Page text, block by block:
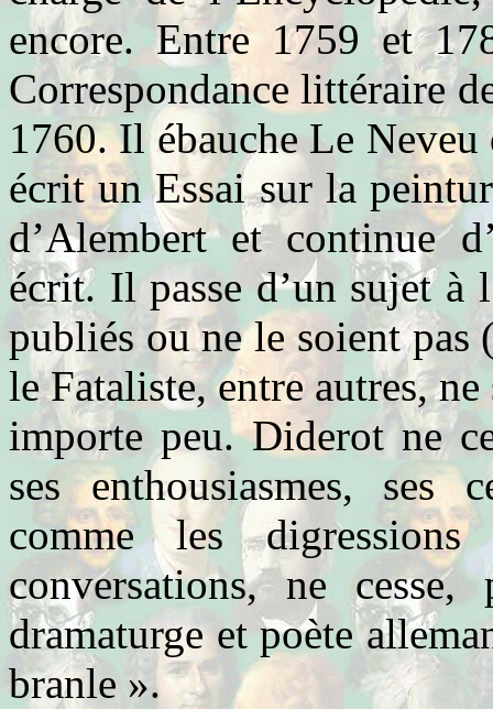
encore. Entre 1759 et
Correspondance littéraire
1760. Il ébauche Le
écrit un Essai sur la
d’Alembert et continue
écrit. Il passe d’un sujet à
publiés ou ne le soient pas
le Fataliste, entre autres,
importe peu. Diderot ne
ses enthousiasmes,
comme les
conversations, ne
dramaturge et poète
branle ».